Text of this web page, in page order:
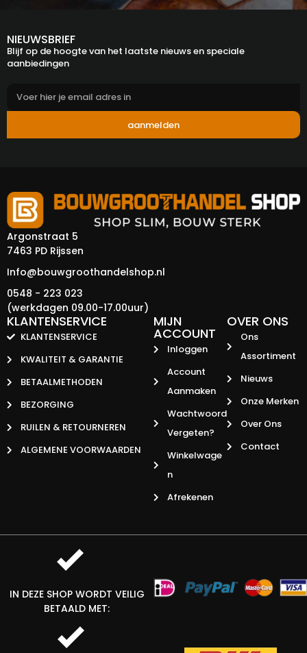
NIEUWSBRIEF
Blijf op de hoogte van het laatste nieuws en speciale
aanbiedingen
aanmelden
Argonstraat 5
7463 PD Rijssen
Info@bouwgroothandelshop.nl
0548 - 223 023
(werkdagen 09.00-17.00uur)
KLANTENSERVICE
KLANTENSERVICE
KWALITEIT & GARANTIE
BETAALMETHODEN
BEZORGING
RUILEN & RETOURNEREN
ALGEMENE VOORWAARDEN
MIJN
ACCOUNT
Inloggen
Account
Aanmaken
Wachtwoord
Vergeten?
Winkelwage
N
Afrekenen
OVER ONS
Ons
Assortiment
Nieuws
Onze Merken
Over Ons
Contact
IN DEZE SHOP WORDT VEILIG
BETAALD MET: